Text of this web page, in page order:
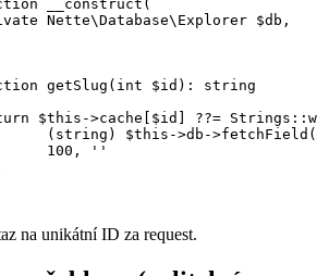
na unikátní ID za request.